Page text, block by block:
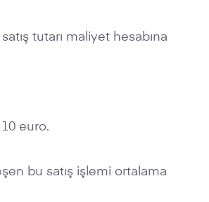
tutarı maliyet hesabına
euro.
bu satış işlemi ortalama